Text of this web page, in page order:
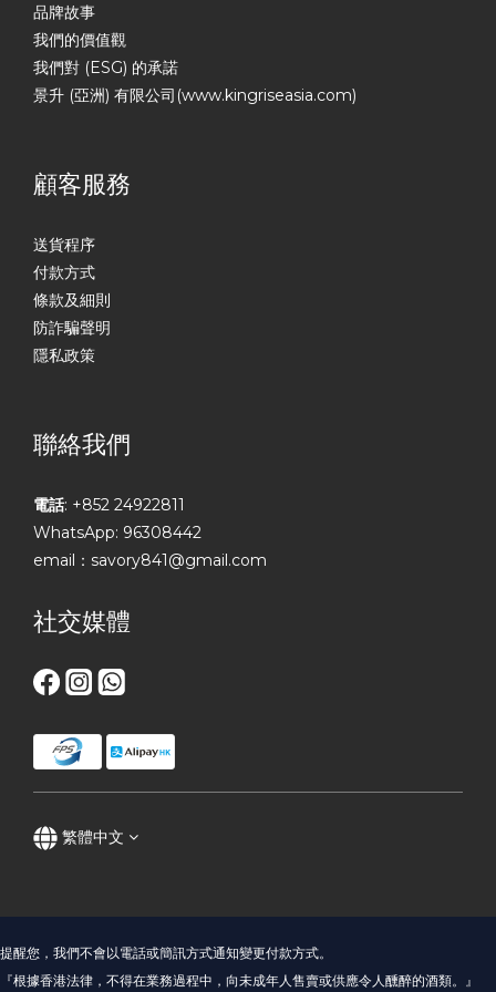
品牌故事
我們的價值觀
我們對 (ESG) 的承諾
景升 (亞洲) 有限公司(www.kingriseasia.com)
顧客服務
送貨程序
付款方式
條款及細則
防詐騙聲明
隱私政策
聯絡我們
電話: +852 24922811
WhatsApp: 96308442
email：savory841@gmail.com
社交媒體
繁體中文
提醒您，我們不會以電話或簡訊方式通知變更付款方式。
『根據香港法律，不得在業務過程中，向未成年人售賣或供應令人醺醉的酒類。』